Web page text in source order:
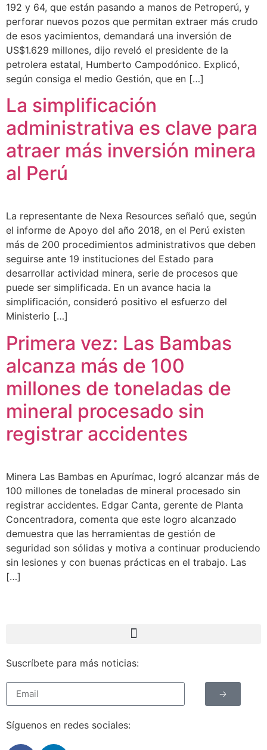
192 y 64, que están pasando a manos de Petroperú, y
perforar nuevos pozos que permitan extraer más crudo
de esos yacimientos, demandará una inversión de
US$1.629 millones, dijo reveló el presidente de la
petrolera estatal, Humberto Campodónico. Explicó,
según consiga el medio Gestión, que en […]
La simplificación
administrativa es clave para
atraer más inversión minera
al Perú
La representante de Nexa Resources señaló que, según
el informe de Apoyo del año 2018, en el Perú existen
más de 200 procedimientos administrativos que deben
seguirse ante 19 instituciones del Estado para
desarrollar actividad minera, serie de procesos que
puede ser simplificada. En un avance hacia la
simplificación, consideró positivo el esfuerzo del
Ministerio […]
Primera vez: Las Bambas
alcanza más de 100
millones de toneladas de
mineral procesado sin
registrar accidentes
Minera Las Bambas en Apurímac, logró alcanzar más de
100 millones de toneladas de mineral procesado sin
registrar accidentes. Edgar Canta, gerente de Planta
Concentradora, comenta que este logro alcanzado
demuestra que las herramientas de gestión de
seguridad son sólidas y motiva a continuar produciendo
sin lesiones y con buenas prácticas en el trabajo. Las
[…]
Suscríbete para más noticias:
🡢
Síguenos en redes sociales: